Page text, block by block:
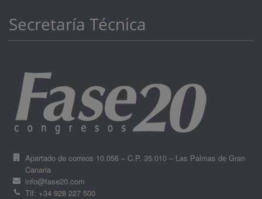
Secretaría Técnica
Apartado de correos 10.056 – C.P. 35.010 – Las Palmas de Gran
Canaria
info@fase20.com
Tlf: +34 928 227 500